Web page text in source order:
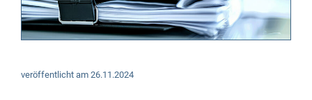
veröffentlicht am 26.11.2024